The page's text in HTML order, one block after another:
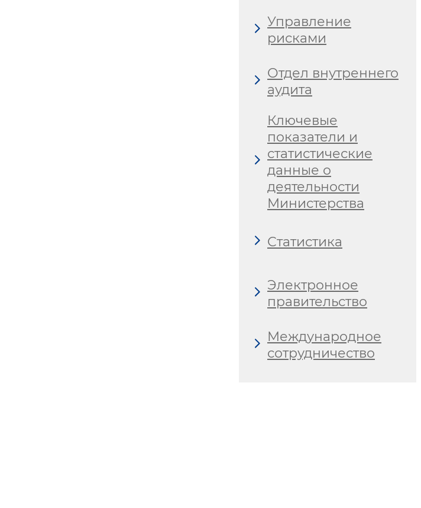
Управление
рисками
Отдел внутреннего
аудита
Ключевые
показатели и
статистические
данные о
деятельности
Министерства
Статистика
Электронное
правительство
Международное
сотрудничество